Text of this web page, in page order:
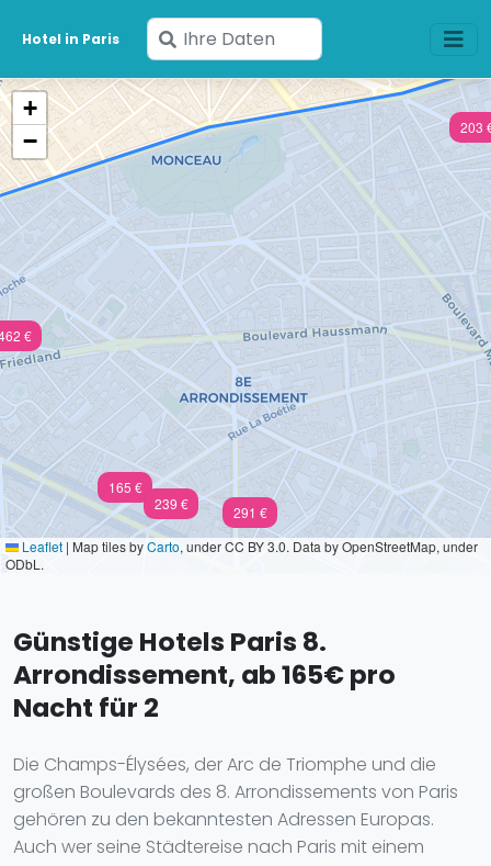
Hotel in Paris
Geben
Sie
Ihre
Daten
ein
165 €
203
239 € 291 €
€
+
−
Leaflet | Map tiles byCarto, under CC BY 3.0. Data by OpenStreetMap, under
ODbL.
Günstige Hotels Paris 8.
Arrondissement, ab 165€ pro
Nacht für 2
Die Champs-Élysées, der Arc de Triomphe und die
großen Boulevards des 8. Arrondissements von Paris
gehören zu den bekanntesten Adressen Europas.
Auch wer seine Städtereise nach Paris mit einem